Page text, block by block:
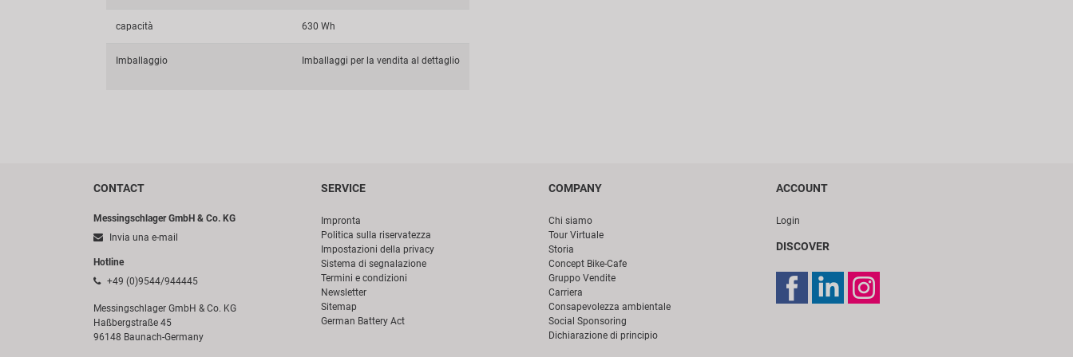
capacità 630 Wh
Imballaggio Imballaggi per la vendita al dettaglio
CONTACT
Messingschlager GmbH & Co. KG
Invia una e-mail
Hotline
+49 (0)9544/944445
Messingschlager GmbH & Co. KG
Haßbergstraße 45
96148 Baunach-Germany
SERVICE
Impronta
Politica sulla riservatezza
Impostazioni della privacy
Sistema di segnalazione
Termini e condizioni
Newsletter
Sitemap
German Battery Act
COMPANY
Chi siamo
Tour Virtuale
Storia
Concept Bike-Cafe
Gruppo Vendite
Carriera
Consapevolezza ambientale
Social Sponsoring
Dichiarazione di principio
ACCOUNT
Login
DISCOVER